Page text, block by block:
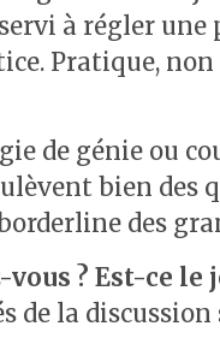
à régler
Pratique, non
de génie ou
bien des
des
vous ? Est-ce
de la